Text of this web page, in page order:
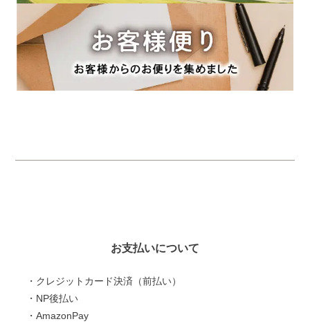
お支払いについて
・クレジットカード決済（前払い）
・NP後払い
・AmazonPay